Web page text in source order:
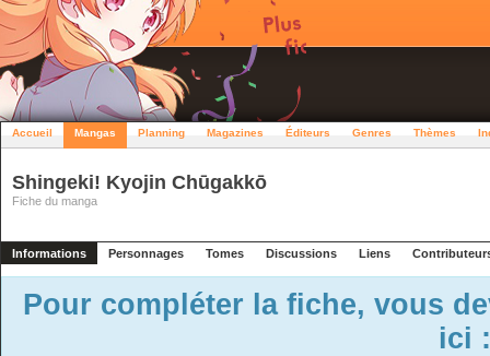
Accueil Mangas Planning Magazines Éditeurs Genres Thèmes
Shingeki! Kyojin Chūgakkō
Fiche du manga
Informations Personnages Tomes Discussions Liens
Pour compléter la fiche, vous
ici